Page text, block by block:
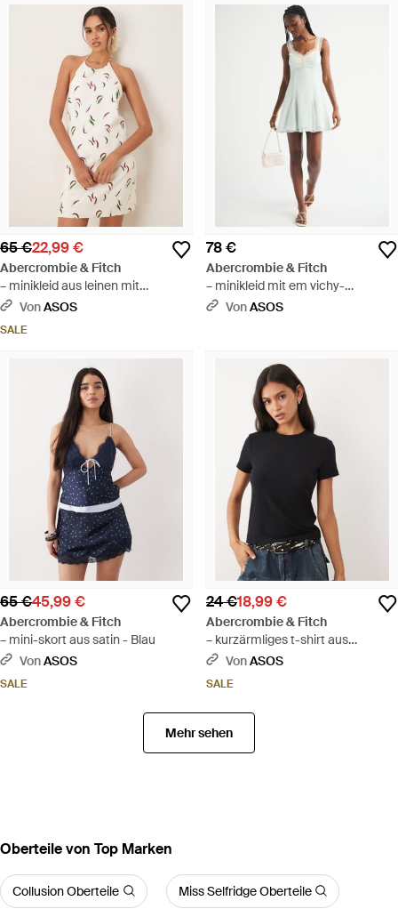
65 €22,99 €
Abercrombie & Fitch
– minikleid aus leinen mit
neckholder und rückenausschnitt
VonASOS
SALE
78 €
Abercrombie & Fitch
– minikleid mit em vichy-
karomuster und spitzenbesatz -
VonASOS
65 €45,99 €
Abercrombie & Fitch
– mini-skort aus satin - Blau
VonASOS
SALE
24 €18,99 €
Abercrombie & Fitch
– kurzärmliges t-shirt aus
pointelle - Schwarz
VonASOS
SALE
Mehr sehen
Oberteile von Top Marken
Collusion Oberteile Miss Selfridge Oberteile